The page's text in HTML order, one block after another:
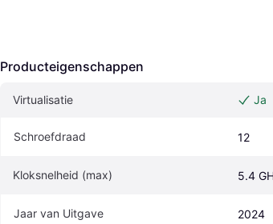
Producteigenschappen
Virtualisatie Ja
Schroefdraad 12
Kloksnelheid (max) 5.4
Jaar van Uitgave 2024